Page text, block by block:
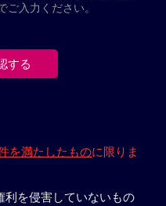
入力ください。
を満たしたものに限りま
利を侵害していないもの